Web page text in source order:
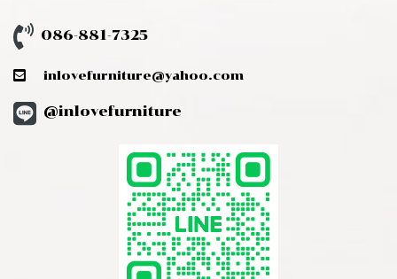
086-881-7325
inlovefurniture@yahoo.com
@inlovefurniture